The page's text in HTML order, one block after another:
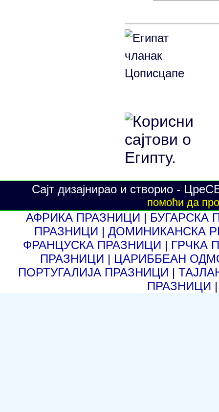
Сајт дизајнирао и створио -
помоћи да
АФРИКА ПРАЗНИЦИ | БУГАРСКА
ПРАЗНИЦИ | ДОМИНИКАНСКА
ФРАНЦУСКА ПРАЗНИЦИ | ГРЧКА
ПРАЗНИЦИ | ЦАРИББЕАН
ПОРТУГАЛИЈА ПРАЗНИЦИ |
ПРАЗНИЦИ